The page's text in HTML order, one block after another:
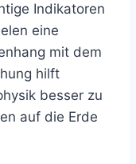
Indikatoren
eine
mit dem
hilft
besser zu
auf die Erde